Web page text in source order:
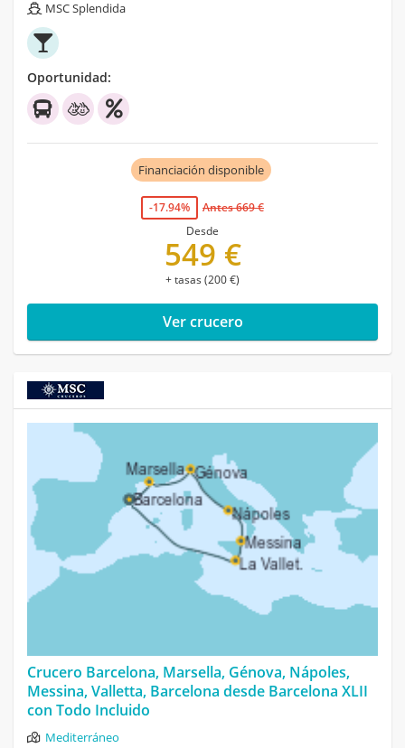
MSC Splendida
Oportunidad:
Financiación disponible
-17.94%
Antes 669 €
Desde
549 €
+ tasas (200 €)
Ver crucero
Crucero Barcelona, Marsella, Génova, Nápoles,
Messina, Valletta, Barcelona desde Barcelona XLII
con Todo Incluido
Mediterráneo